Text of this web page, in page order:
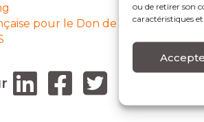
ou de retirer son
caractéristiques
pour le Don de Sang Bénévole